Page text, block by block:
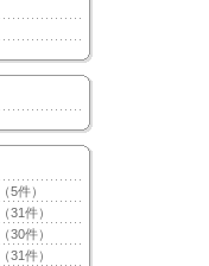
（5件）
（31件）
（30件）
（31件）